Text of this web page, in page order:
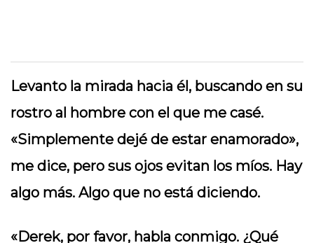
Levanto la mirada hacia él, buscando en su
rostro al hombre con el que me casé.
«Simplemente dejé de estar enamorado»,
me dice, pero sus ojos evitan los míos. Hay
algo más. Algo que no está diciendo.
«Derek, por favor, habla conmigo. ¿Qué